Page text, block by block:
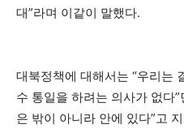
대”라며 이같이 말했다.
대북정책에 대해서는 “우리는
수 통일을 하려는 의사가 없다
은 밖이 아니라 안에 있다”고